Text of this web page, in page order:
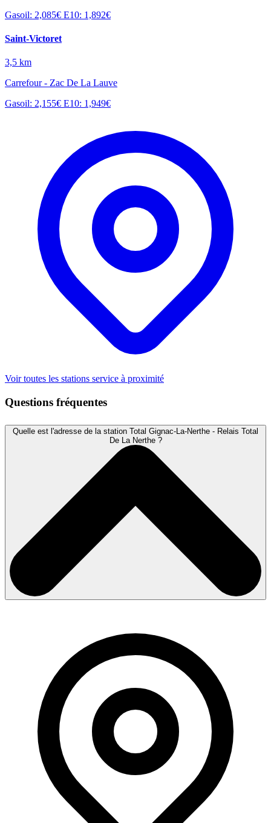
Gasoil: 2,085€ E10: 1,892€
Saint-Victoret
3,5 km
Carrefour - Zac De La Lauve
Gasoil: 2,155€ E10: 1,949€
Voir toutes les stations service à proximité
Questions fréquentes
Quelle est l'adresse de la station Total Gignac-La-Nerthe - Relais Total
De La Nerthe ?